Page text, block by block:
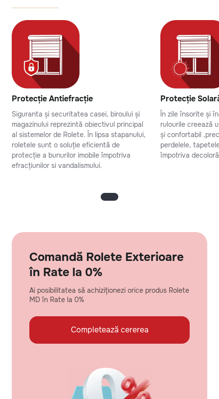
Protecție Antiefracție
Siguranta și securitatea casei, biroului și
magazinului reprezintă obiectivul principal
al sistemelor de Rolete. În lipsa stapanului,
roletele sunt o soluție eficientă de
protecție a bunurilor imobile împotriva
efracțiunilor si vandalismului.
Protecție
În zile însorite și
rulourile creează
și confortabil
perdelele,
împotriva
Comandă Rolete Exterioare
în Rate la 0%
Ai posibilitatea să achiziționezi orice produs Rolete
MD în Rate la 0%
Completează cererea